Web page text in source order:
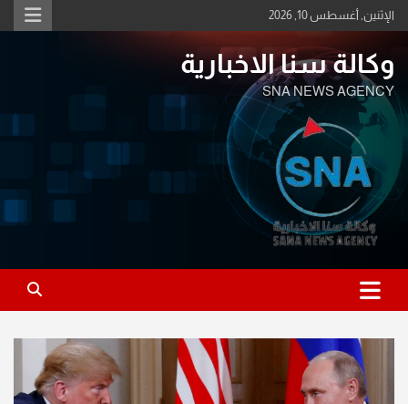
Skip
to
الإثنين, أغسطس 10, 2026
وكالة سنا الاخبارية
SNA NEWS AGENCY